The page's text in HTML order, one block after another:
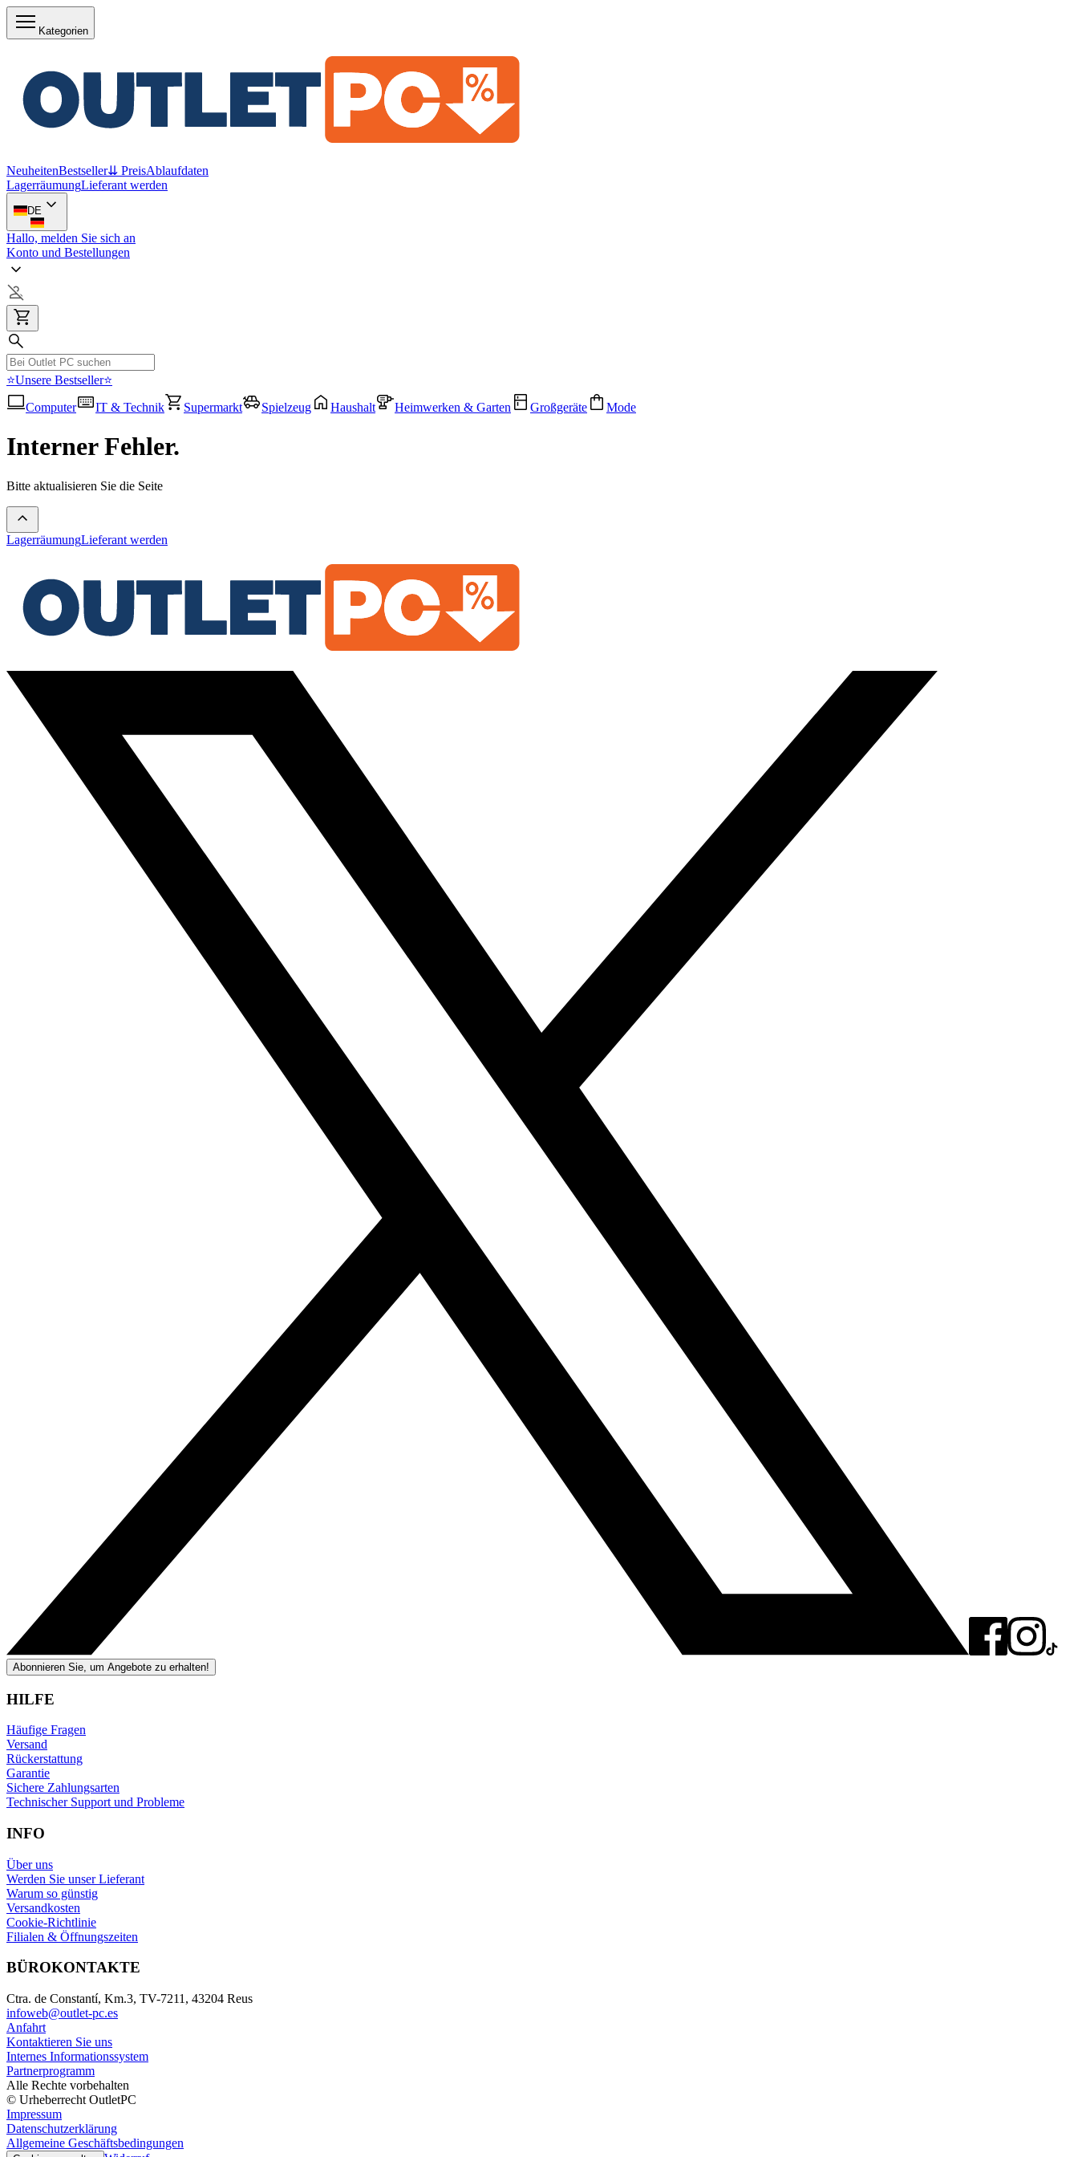
Kategorien
NeuheitenBestseller⇊ PreisAblaufdaten
LagerräumungLieferant werden
DE
Hallo, melden Sie sich an
Konto und Bestellungen
⭐Unsere Bestseller⭐
Computer
IT & Technik Supermarkt Spielzeug Haushalt Heimwerken & Garten Großgeräte Mode
Interner Fehler.
Bitte aktualisieren Sie die Seite
LagerräumungLieferant werden
Abonnieren Sie, um Angebote zu erhalten!
HILFE
Häufige Fragen
Versand
Rückerstattung
Garantie
Sichere Zahlungsarten
Technischer Support und Probleme
INFO
Über uns
Werden Sie unser Lieferant
Warum so günstig
Versandkosten
Cookie-Richtlinie
Filialen & Öffnungszeiten
BÜROKONTAKTE
Ctra. de Constantí, Km.3, TV-7211, 43204 Reus
infoweb@outlet-pc.es
Anfahrt
Kontaktieren Sie uns
Internes Informationssystem
Partnerprogramm
Alle Rechte vorbehalten
© Urheberrecht OutletPC
Impressum
Datenschutzerklärung
Allgemeine Geschäftsbedingungen